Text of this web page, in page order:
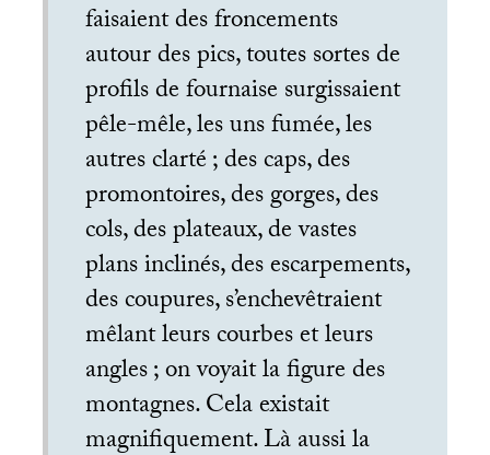
faisaient des froncements
autour des pics, toutes sortes de
profils de fournaise surgissaient
pêle-mêle, les uns fumée, les
autres clarté; des caps, des
promontoires, des gorges, des
cols, des plateaux, de vastes
plans inclinés, des escarpements,
des coupures, s’enchevêtraient
mêlant leurs courbes et leurs
angles; on voyait la figure des
montagnes. Cela existait
magnifiquement. Là aussi la